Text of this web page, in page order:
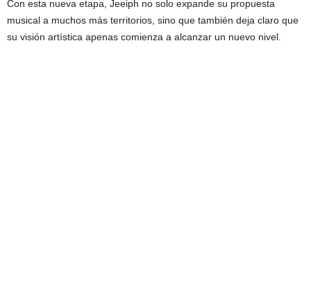
Con esta nueva etapa, Jeeiph no solo expande su propuesta
musical a muchos más territorios, sino que también deja claro que
su visión artística apenas comienza a alcanzar un nuevo nivel.